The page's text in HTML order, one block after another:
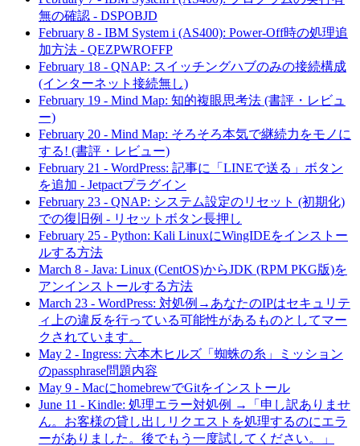
無の確認 - DSPOBJD
February 8 - IBM System i (AS400): Power-Off時の処理追
加方法 - QEZPWROFFP
February 18 - QNAP: スイッチングハブのみの接続構成
(インターネット接続無し)
February 19 - Mind Map: 知的複眼思考法 (書評・レビュ
ー)
February 20 - Mind Map: そろそろ本気で継続力をモノに
する! (書評・レビュー)
February 21 - WordPress: 記事に「LINEで送る」ボタン
を追加 - Jetpactプラグイン
February 23 - QNAP: システム設定のリセット (初期化)
での復旧例 - リセットボタン長押し
February 25 - Python: Kali LinuxにWingIDEをインストー
ルする方法
March 8 - Java: Linux (CentOS)からJDK (RPM PKG版)を
アンインストールする方法
March 23 - WordPress: 対処例→あなたのIPはセキュリテ
ィ上の違反を行っている可能性があるものとしてマー
クされています。
May 2 - Ingress: 六本木ヒルズ「蜘蛛の糸」ミッション
のpassphrase問題内容
May 9 - MacにhomebrewでGitをインストール
June 11 - Kindle: 処理エラー対処例 →「申し訳ありませ
ん。お客様の貸し出しリクエストを処理するのにエラ
ーがありました。後でもう一度試してください。」